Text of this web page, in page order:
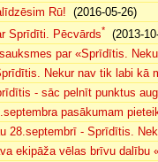
Rū! (2016-05-26)
Sprīdīti. Pēcvārds*
(2013-
par «Sprīdītis.
Nekur nav tik labi kā
- sāc pelnīt punktus
pasākumam
28.septembrī - Sprīdītis.
ekipāža vēlas brīvu dalību